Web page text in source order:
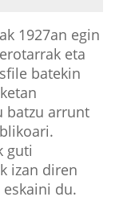
1927an egin
eta
batekin
batzu arrunt
guti
izan diren
du.